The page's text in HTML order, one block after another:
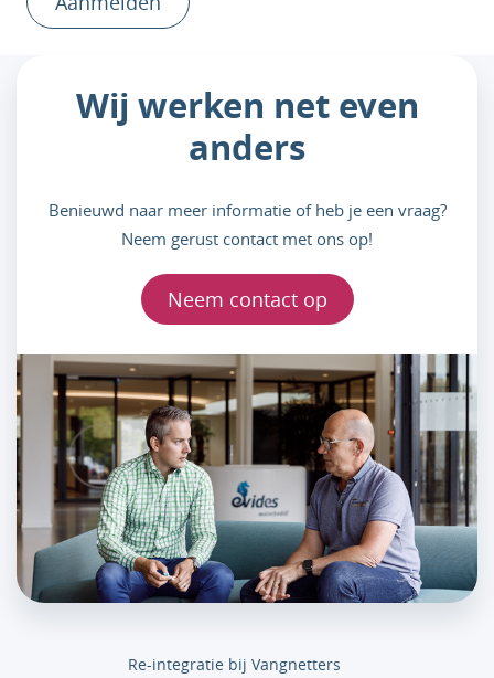
Wij werken net even
anders
Benieuwd naar meer informatie of heb je een vraag?
Neem gerust contact met ons op!
Neem contact op
Re-integratie bij Vangnetters